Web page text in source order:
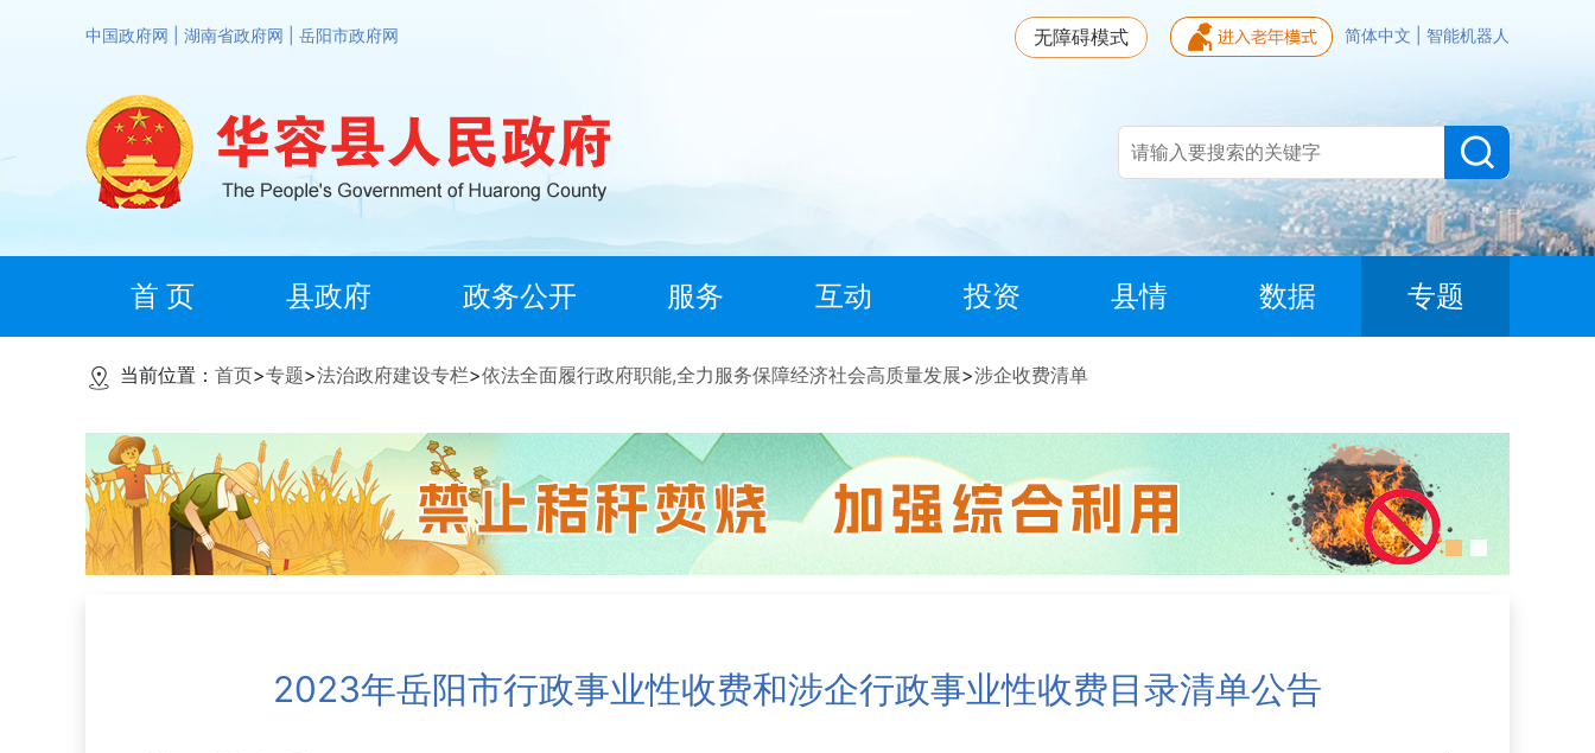
中国政府网 湖南省政府网 岳阳市政府网 简体中文 智能机器人
无障碍模式
首 页 县政府 政务公开 服务 互动 投资 县情 数据 专题
当前位置： 首页>专题>法治政府建设专栏>依法全面履行政府职能,全力服务保障经济社会高质量发展>涉企收费清单
2023年岳阳市行政事业性收费和涉企行政事业性收费目录清单公告